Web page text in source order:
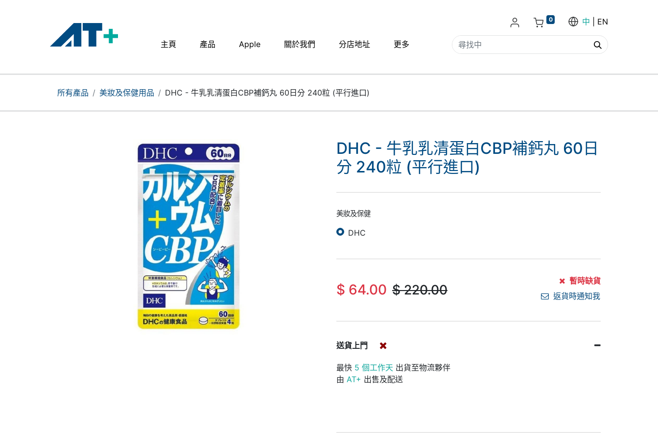
主頁 產品 Apple 關於我們 分店地址​ 更多
0 中 EN
產品
所有產品 美妝及保健用品 DHC - 牛乳乳清蛋白CBP補鈣丸 60日分 240粒 (平行進口)
DHC - 牛乳乳清蛋白CBP補鈣丸 60日
分 240粒 (平行進口)
美妝及保健
DHC
$ 64.00 $220.00
暫時缺貨
返貨時通知我
送貨上門
最快 5 個工作天 出貨至物流夥伴
由 AT+ 出售及配送